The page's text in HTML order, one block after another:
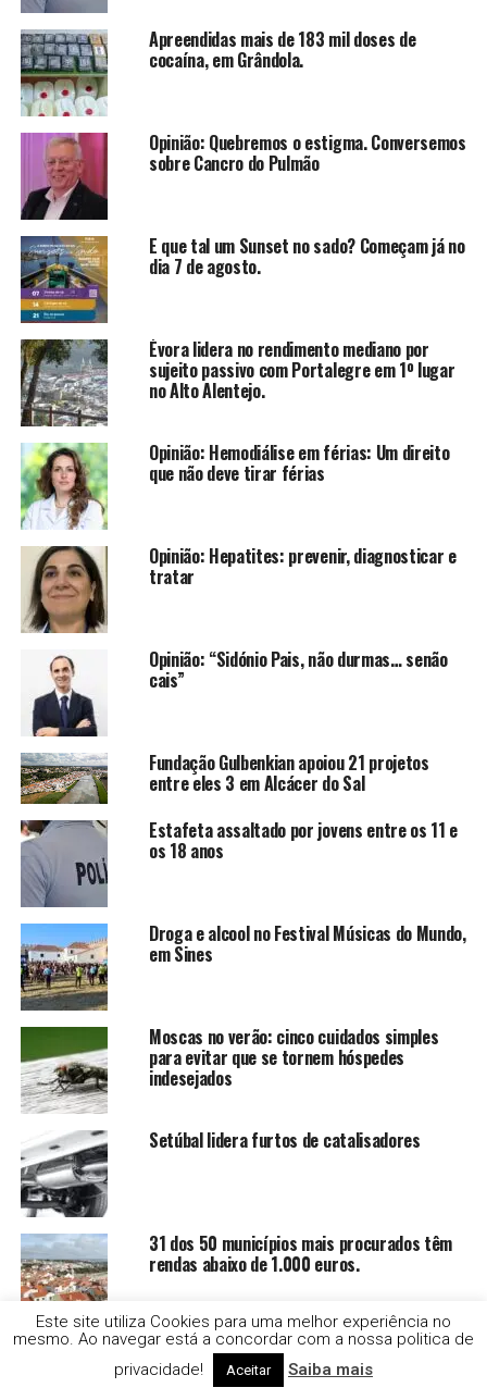
Apreendidas mais de 183 mil doses de
cocaína, em Grândola.
Opinião: Quebremos o estigma. Conversemos
sobre Cancro do Pulmão
E que tal um Sunset no sado? Começam já no
dia 7 de agosto.
Évora lidera no rendimento mediano por
sujeito passivo com Portalegre em 1º lugar
no Alto Alentejo.
Opinião: Hemodiálise em férias: Um direito
que não deve tirar férias
Opinião: Hepatites: prevenir, diagnosticar e
tratar
Opinião: “Sidónio Pais, não durmas… senão
cais”
Fundação Gulbenkian apoiou 21 projetos
entre eles 3 em Alcácer do Sal
Estafeta assaltado por jovens entre os 11 e
os 18 anos
Droga e alcool no Festival Músicas do Mundo,
em Sines
Moscas no verão: cinco cuidados simples
para evitar que se tornem hóspedes
indesejados
Setúbal lidera furtos de catalisadores
31 dos 50 municípios mais procurados têm
rendas abaixo de 1.000 euros.
GNR deteve 5 homens que caçavam ouriços
Este site utiliza Cookies para uma melhor experiência no
mesmo. Ao navegar está a concordar com a nossa politica de
privacidade!
Aceitar Saiba mais